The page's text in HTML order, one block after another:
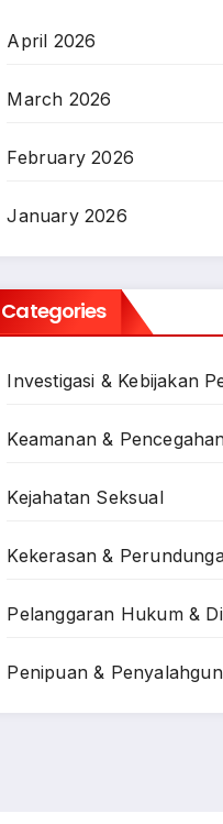
April 2026
March 2026
February 2026
January 2026
Categories
Investigasi & Kebijakan
Keamanan &
Kejahatan Seksual
Kekerasan &
Pelanggaran Hukum &
Penipuan &